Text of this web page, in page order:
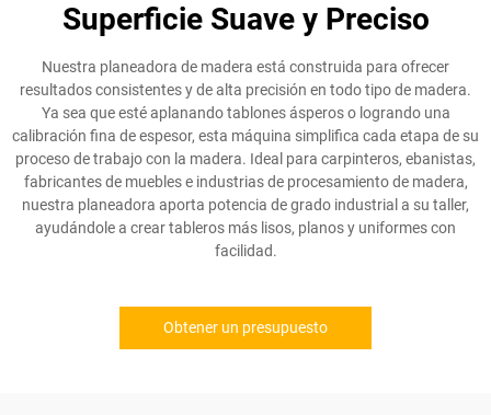
Superficie Suave y Preciso
Nuestra planeadora de madera está construida para ofrecer
resultados consistentes y de alta precisión en todo tipo de madera.
Ya sea que esté aplanando tablones ásperos o logrando una
calibración fina de espesor, esta máquina simplifica cada etapa de su
proceso de trabajo con la madera. Ideal para carpinteros, ebanistas,
fabricantes de muebles e industrias de procesamiento de madera,
nuestra planeadora aporta potencia de grado industrial a su taller,
ayudándole a crear tableros más lisos, planos y uniformes con
facilidad.
Obtener un presupuesto